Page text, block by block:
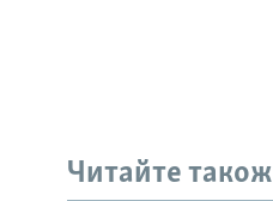
Читайте також